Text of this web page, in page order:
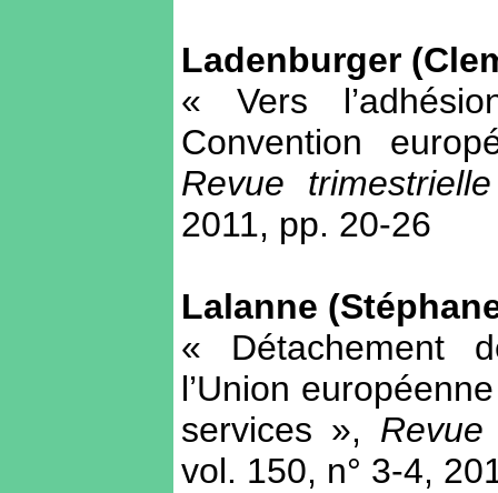
Ladenburger
« Vers
Convention
Revue
2011, pp. 20-26
Lalanne
« Détachement
l’Union
services »,
vol. 150, n° 3-4,